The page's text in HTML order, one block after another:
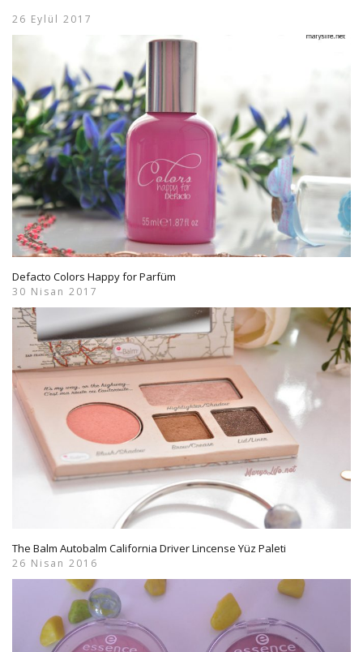
26 Eylül 2017
Defacto Colors Happy for Parfüm
30 Nisan 2017
The Balm Autobalm California Driver Lincense Yüz Paleti
26 Nisan 2016